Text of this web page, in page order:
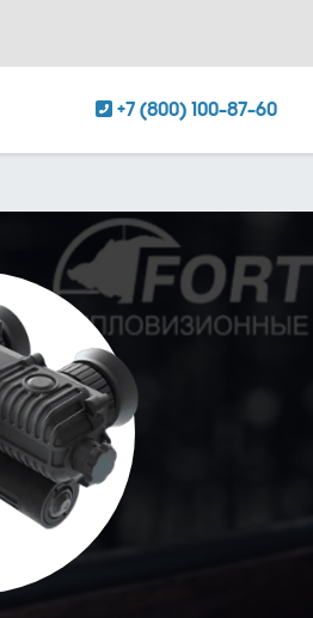
+7 (800) 100-87-60